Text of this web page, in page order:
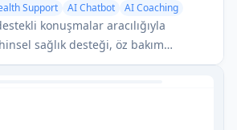
Support AI Chatbot AI Coaching
konuşmalar aracılığıyla
sağlık desteği, öz bakım
sağlık araçları sunan 24/7
arkadaşıdır.